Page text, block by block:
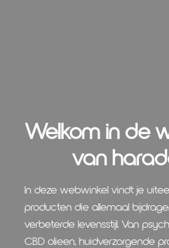
Welkom in de
van
In deze webwinkel vindt je
producten die allemaal
verbeterde levensstijl. Van
CBD olieen, huidverzorgende